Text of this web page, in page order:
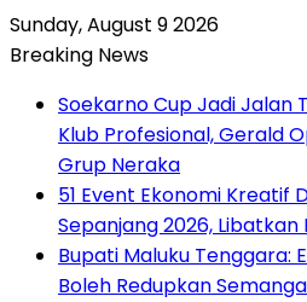
Sunday, August 9 2026
Breaking News
Soekarno Cup Jadi Jalan
Klub Profesional, Gerald
Grup Neraka
51 Event Ekonomi Kreatif
Sepanjang 2026, Libatkan
Bupati Maluku Tenggara:
Boleh Redupkan